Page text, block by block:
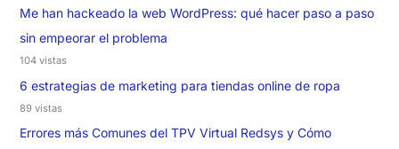
Me han hackeado la web WordPress: qué hacer paso a paso
sin empeorar el problema
104 vistas
6 estrategias de marketing para tiendas online de ropa
89 vistas
Errores más Comunes del TPV Virtual Redsys y Cómo